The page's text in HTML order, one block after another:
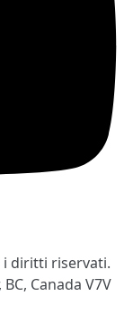
i diritti riservati.
Canada V7V